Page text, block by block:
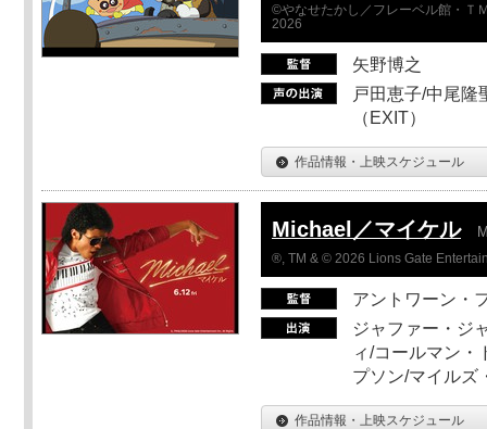
©やなせたかし／フレーベル館・Ｔ
2026
矢野博之
戸田恵子/中尾隆
（EXIT）
作品情報・上映スケジュール
Michael／マイケル
®, TM & © 2026 Lions Gate
アントワーン・
ジャファー・ジ
ィ/コールマン・
プソン/マイルズ
作品情報・上映スケジュール